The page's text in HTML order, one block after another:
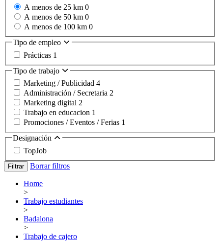
A menos de 25 km 0
A menos de 50 km 0
A menos de 100 km 0
Tipo de empleo
Prácticas 1
Tipo de trabajo
Marketing / Publicidad 4
Administración / Secretaria 2
Marketing digital 2
Trabajo en educacion 1
Promociones / Eventos / Ferias 1
Designación
TopJob
Filtrar Borrar filtros
Home
>
Trabajo estudiantes
>
Badalona
>
Trabajo de cajero